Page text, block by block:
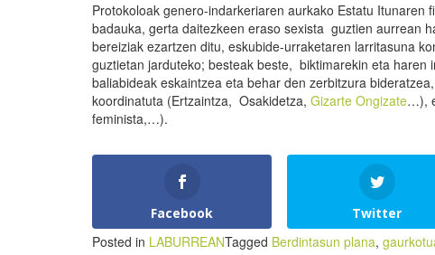
Protokoloak genero-indarkeriaren aurkako Estatu
badauka, gerta daitezkeen eraso sexista guztien aurrean
bereiziak ezartzen ditu, eskubide-urraketaren larritasuna
guztietan jarduteko; besteak beste, biktimarekin eta
baliabideak eskaintzea eta behar den zerbitzura
koordinatuta (Ertzaintza, Osakidetza, Gizarte Ongizate…),
feminista,…).
Facebook Twitter
Posted in LABURREANTagged Berdintasun plana,